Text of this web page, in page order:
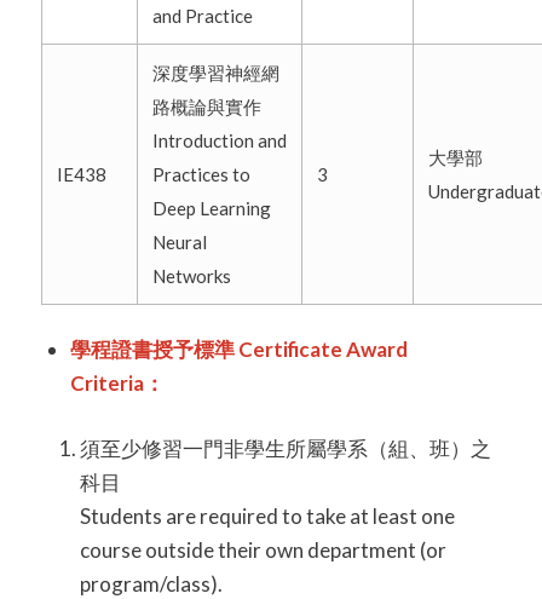
and Practice
IE438
深度學習神經網
路概論與實作
Introduction and
Practices to
Deep Learning
Neural
Networks
3
大學部
學程證書授予標準 Certificate Award
Criteria：
須至少修習一門非學生所屬學系（組、班）之
科目
Students are required to take at least one
course outside their own department (or
program/class).